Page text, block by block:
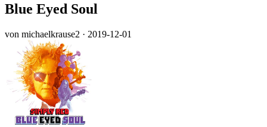
Blue Eyed Soul
von michaelkrause2 · 2019-12-01